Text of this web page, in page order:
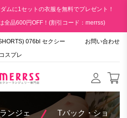
ムに1セットの衣服を無料でプレゼント！
全品600円OFF！(割引コード：merrss)
076bl セクシー
スプレ
お問い合わせ
ンジェ
Tバック・ショ